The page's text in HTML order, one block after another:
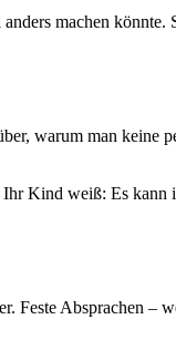
machen
warum man keine
Kind weiß: Es
Feste Absprachen –